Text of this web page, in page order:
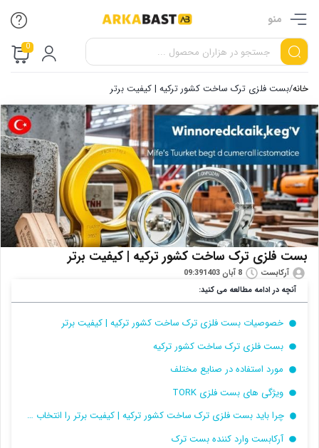
منو
0
خانه/بست فلزی ترک ساخت کشور ترکیه | کیفیت برتر
بست فلزی ترک ساخت کشور ترکیه | کیفیت برتر
آرکابست 8 آبان 1403
09:39
آنچه در ادامه مطالعه می کنید:
خصوصیات بست فلزی ترک ساخت کشور ترکیه | کیفیت برتر
بست فلزی ترک ساخت کشور ترکیه
مورد استفاده در صنایع مختلف
ویژگی های بست فلزی TORK
چرا باید بست فلزی ترک ساخت کشور ترکیه | کیفیت برتر را انتخاب کنیم
آرکابست وارد کننده بست ترک